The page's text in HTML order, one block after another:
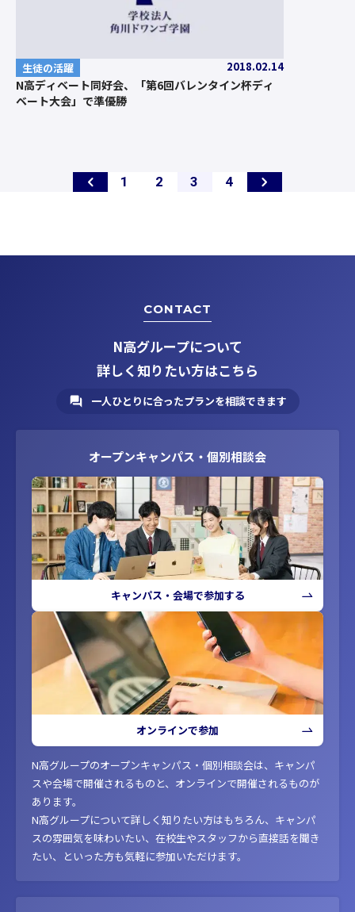
生徒の活躍 2018.02.14
N高ディベート同好会、「第6回バレンタイン杯ディ
ベート大会」で準優勝
1
ペ
ー
2
ペ
3
ペ
4
ペ
CONTACT
N高グループについて
詳しく知りたい方はこちら
一人ひとりに合ったプランを相談できます
オープンキャンパス・個別相談会
キャンパス・会場で参加する
オンラインで参加
N高グループのオープンキャンパス・個別相談会は、キャンパ
スや会場で開催されるものと、オンラインで開催されるものが
あります。
N高グループについて詳しく知りたい方はもちろん、キャンパ
スの雰囲気を味わいたい、在校生やスタッフから直接話を聞き
たい、といった方も気軽に参加いただけます。